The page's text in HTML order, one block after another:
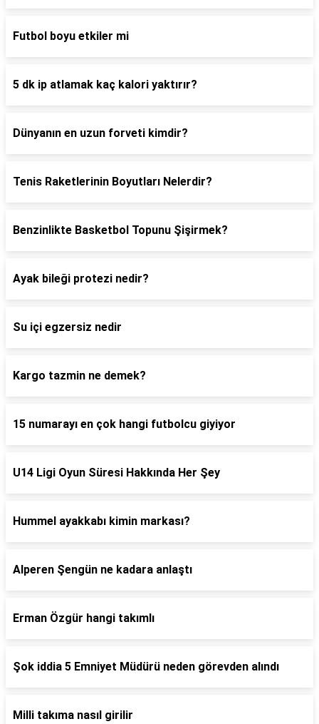
Futbol boyu etkiler mi
5 dk ip atlamak kaç kalori yaktırır?
Dünyanın en uzun forveti kimdir?
Tenis Raketlerinin Boyutları Nelerdir?
Benzinlikte Basketbol Topunu Şişirmek?
Ayak bileği protezi nedir?
Su içi egzersiz nedir
Kargo tazmin ne demek?
15 numarayı en çok hangi futbolcu giyiyor
U14 Ligi Oyun Süresi Hakkında Her Şey
Hummel ayakkabı kimin markası?
Alperen Şengün ne kadara anlaştı
Erman Özgür hangi takımlı
Şok iddia 5 Emniyet Müdürü neden görevden alındı
Milli takıma nasıl girilir